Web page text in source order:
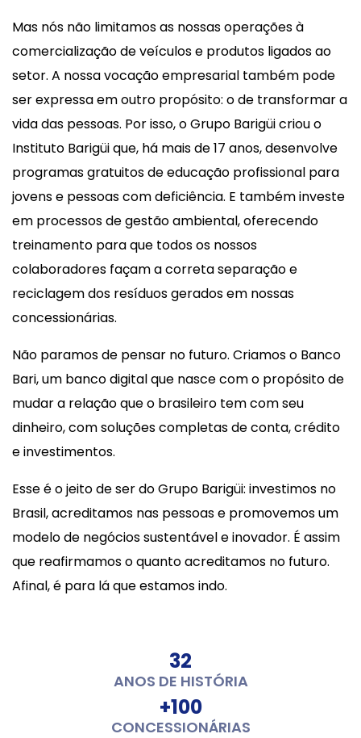
Mas nós não limitamos as nossas operações à
comercialização de veículos e produtos ligados ao
setor. A nossa vocação empresarial também pode
ser expressa em outro propósito: o de transformar a
vida das pessoas. Por isso, o Grupo Barigüi criou o
Instituto Barigüi que, há mais de 17 anos, desenvolve
programas gratuitos de educação profissional para
jovens e pessoas com deficiência. E também investe
em processos de gestão ambiental, oferecendo
treinamento para que todos os nossos
colaboradores façam a correta separação e
reciclagem dos resíduos gerados em nossas
concessionárias.
Não paramos de pensar no futuro. Criamos o Banco
Bari, um banco digital que nasce com o propósito de
mudar a relação que o brasileiro tem com seu
dinheiro, com soluções completas de conta, crédito
e investimentos.
Esse é o jeito de ser do Grupo Barigüi: investimos no
Brasil, acreditamos nas pessoas e promovemos um
modelo de negócios sustentável e inovador. É assim
que reafirmamos o quanto acreditamos no futuro.
Afinal, é para lá que estamos indo.
32
ANOS DE HISTÓRIA
+100
CONCESSIONÁRIAS